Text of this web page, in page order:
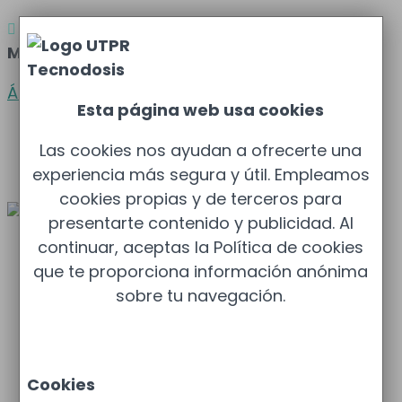
 Atención al cliente
Madrid: 910 211 975
Área clientes
Català
Protección Radiológica
Protección Radiológica (UTPR)
Dosimetría
Salud Ambiental
Esta página web usa cookies
Las cookies nos ayudan a ofrecerte una
experiencia más segura y útil. Empleamos
cookies propias y de terceros para
presentarte contenido y publicidad. Al
continuar, aceptas la Política de cookies
que te proporciona información anónima
sobre tu navegación.
Cookies